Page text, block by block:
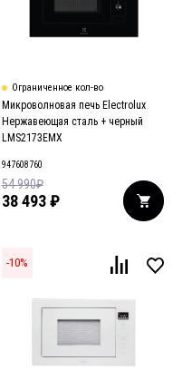
Ограниченное кол-во
Микроволновая печь Electrolux
Нержавеющая сталь + черный
LMS2173EMX
947608760
38 493 ₽
54 990₽
-10%